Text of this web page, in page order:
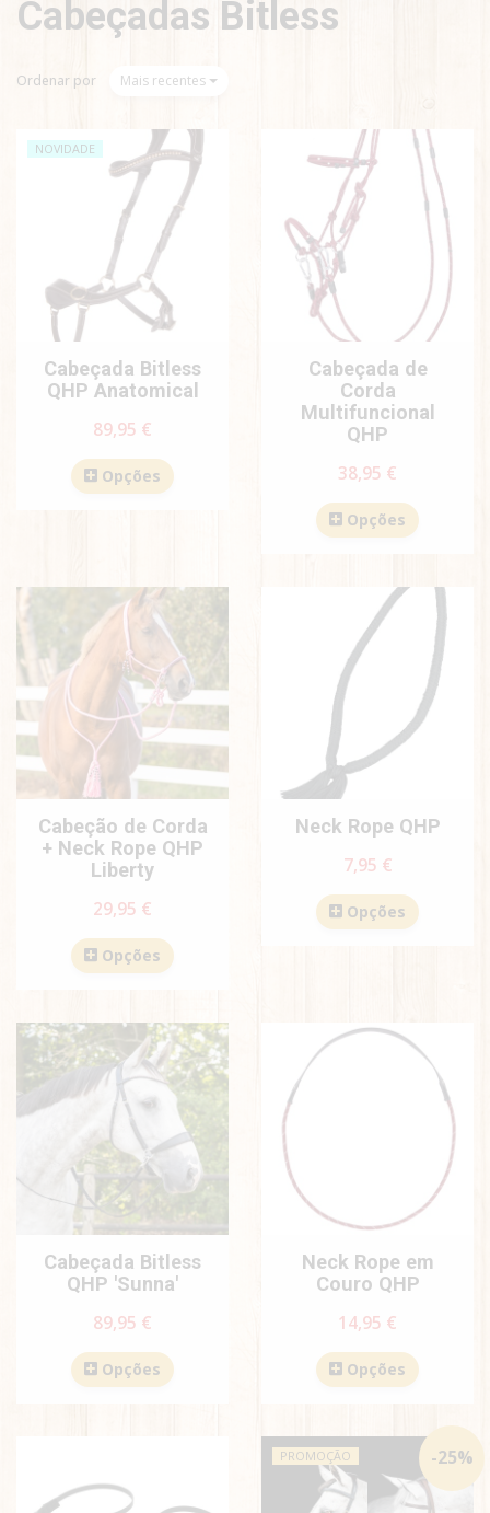
Cabeçadas Bitless
Ordenar por Mais recentes
NOVIDADE
Cabeçada Bitless
QHP Anatomical
89,95 €
Opções
Cabeçada de
Corda
Multifuncional
QHP
38,95 €
Opções
Cabeção de Corda
+ Neck Rope QHP
Liberty
29,95 €
Opções
Neck Rope QHP
7,95 €
Opções
Cabeçada Bitless
QHP 'Sunna'
89,95 €
Opções
Neck Rope em
Couro QHP
14,95 €
Opções
-25%
PROMOÇÃO